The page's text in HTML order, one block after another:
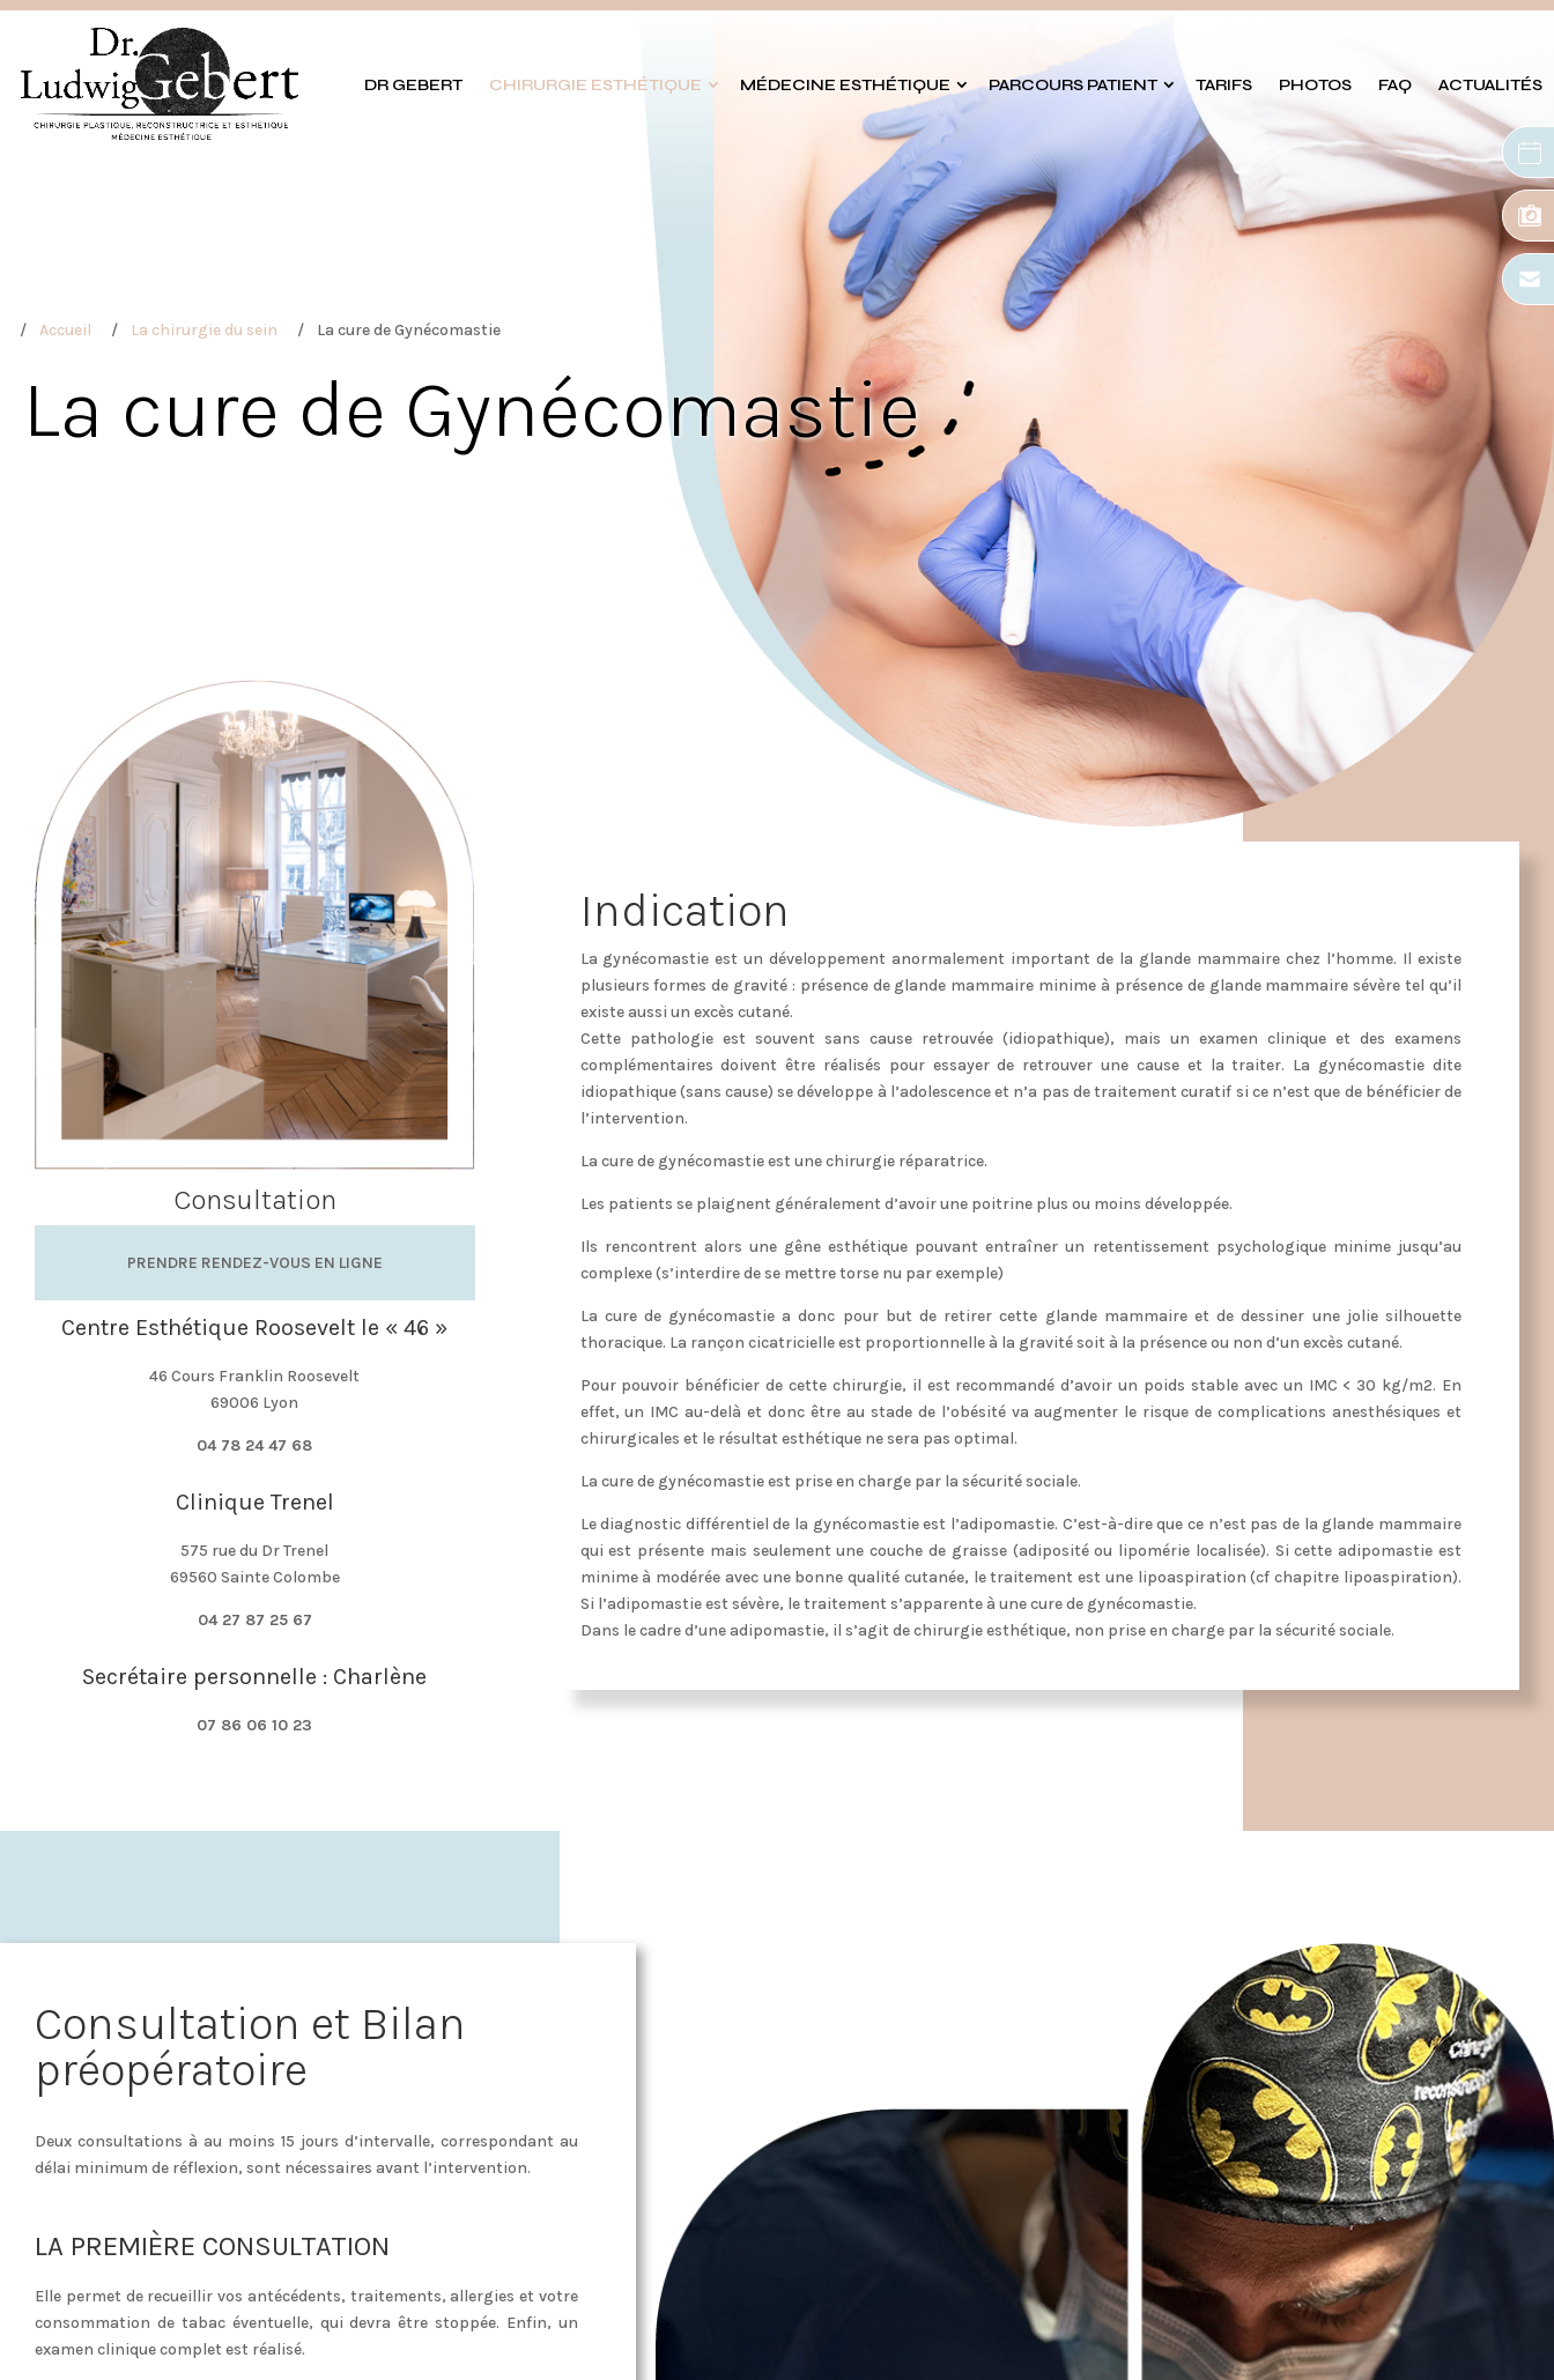
DR GEBERT CHIRURGIE ESTHÉTIQUE MÉDECINE ESTHÉTIQUE PARCOURS PATIENT TARIFS PHOTOS FAQ ACTUALITÉS
Accueil La chirurgie du sein La cure de Gynécomastie
La cure de Gynécomastie
Consultation
PRENDRE RENDEZ-VOUS EN LIGNE
Centre Esthétique Roosevelt le « 46 »
46 Cours Franklin Roosevelt
69006 Lyon
04 78 24 47 68
Clinique Trenel
575 rue du Dr Trenel
69560 Sainte Colombe
04 27 87 25 67
Secrétaire personnelle : Charlène
07 86 06 10 23
Indication
La gynécomastie est un développement anormalement important de la glande mammaire chez l’homme. Il existe
plusieurs formes de gravité : présence de glande mammaire minime à présence de glande mammaire sévère tel qu’il
existe aussi un excès cutané.
Cette pathologie est souvent sans cause retrouvée (idiopathique), mais un examen clinique et des examens
complémentaires doivent être réalisés pour essayer de retrouver une cause et la traiter. La gynécomastie dite
idiopathique (sans cause) se développe à l’adolescence et n’a pas de traitement curatif si ce n’est que de bénéficier de
l’intervention.
La cure de gynécomastie est une chirurgie réparatrice.
Les patients se plaignent généralement d’avoir une poitrine plus ou moins développée.
Ils rencontrent alors une gêne esthétique pouvant entraîner un retentissement psychologique minime jusqu’au
complexe (s’interdire de se mettre torse nu par exemple)
La cure de gynécomastie a donc pour but de retirer cette glande mammaire et de dessiner une jolie silhouette
thoracique. La rançon cicatricielle est proportionnelle à la gravité soit à la présence ou non d’un excès cutané.
Pour pouvoir bénéficier de cette chirurgie, il est recommandé d’avoir un poids stable avec un IMC < 30 kg/m2. En
effet, un IMC au-delà et donc être au stade de l’obésité va augmenter le risque de complications anesthésiques et
chirurgicales et le résultat esthétique ne sera pas optimal.
La cure de gynécomastie est prise en charge par la sécurité sociale.
Le diagnostic différentiel de la gynécomastie est l’adipomastie. C’est-à-dire que ce n’est pas de la glande mammaire
qui est présente mais seulement une couche de graisse (adiposité ou lipomérie localisée). Si cette adipomastie est
minime à modérée avec une bonne qualité cutanée, le traitement est une lipoaspiration (cf chapitre lipoaspiration).
Si l’adipomastie est sévère, le traitement s’apparente à une cure de gynécomastie.
Dans le cadre d’une adipomastie, il s’agit de chirurgie esthétique, non prise en charge par la sécurité sociale.
Consultation et Bilan
préopératoire
Deux consultations à au moins 15 jours d’intervalle, correspondant au
délai minimum de réflexion, sont nécessaires avant l’intervention.
LA PREMIÈRE CONSULTATION
Elle permet de recueillir vos antécédents, traitements, allergies et votre
consommation de tabac éventuelle, qui devra être stoppée. Enfin, un
examen clinique complet est réalisé.